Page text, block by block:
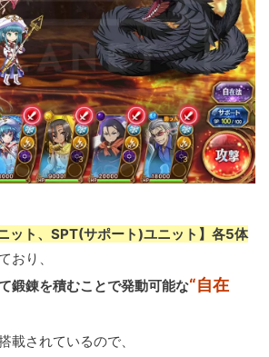
ット、SPT(サポート)ユニット】各5体
おり、
鍛錬を積むことで発動可能な“自在
載されているので、